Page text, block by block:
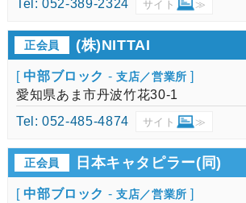
Tel: 052-389-2324
サイト ≫
正会員 (株)NITTAI
[中部ブロック - 支店／営業所 ]
愛知県あま市丹波竹花30-1
Tel: 052-485-4874
サイト ≫
正会員 日本キャタピラー(同)
[中部ブロック - 支店／営業所 ]